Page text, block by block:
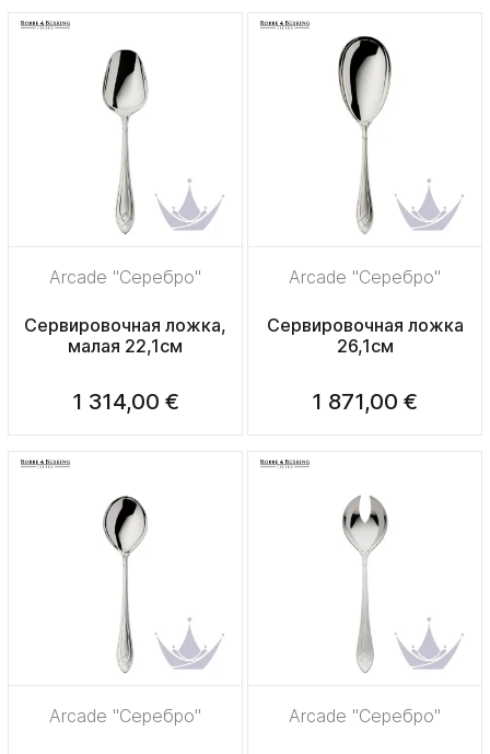
Arcade "Серебро"
Сервировочная ложка,
малая 22,1см
1 314,00 €
Arcade "Серебро"
Сервировочная ложка
26,1см
1 871,00 €
Arcade "Серебро" Arcade "Серебро"